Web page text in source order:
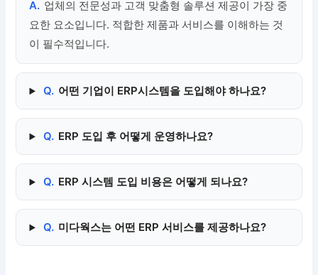
A. 업체의 전문성과 고객 맞춤형 솔루션 제공이 가장 중
요한 요소입니다. 적합한 제품과 서비스를 이해하는 것
이 필수적입니다.
Q. 어떤 기업이 ERP시스템을 도입해야 하나요?
Q. ERP 도입 후 어떻게 운영하나요?
Q. ERP 시스템 도입 비용은 어떻게 되나요?
Q. 미다웍스는 어떤 ERP 서비스를 제공하나요?